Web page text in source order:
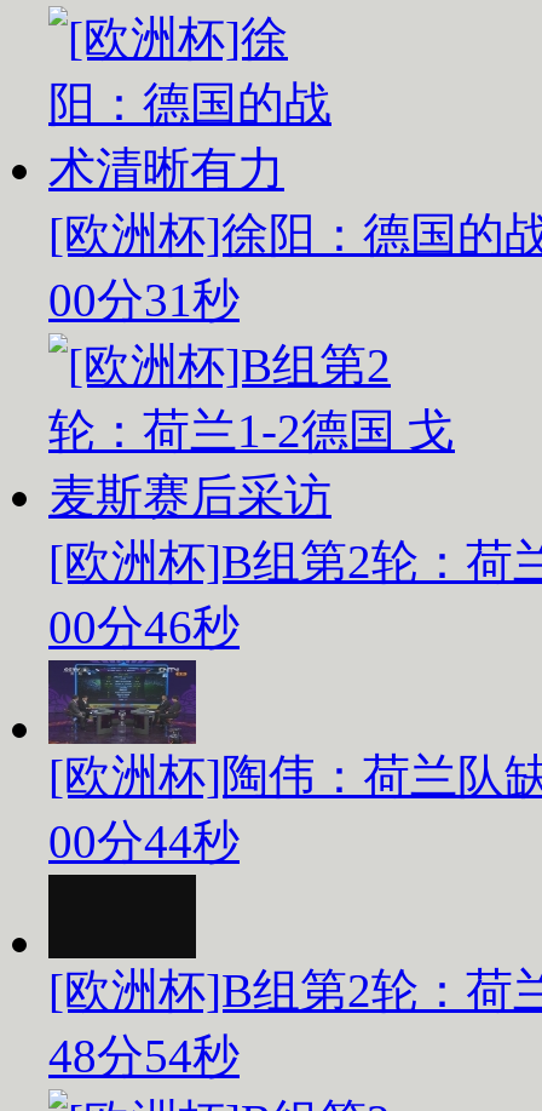
[欧洲杯]徐阳：德国的
00分31秒
[欧洲杯]B组第2轮：荷
00分46秒
[欧洲杯]陶伟：荷兰队
00分44秒
[欧洲杯]B组第2轮：荷
48分54秒